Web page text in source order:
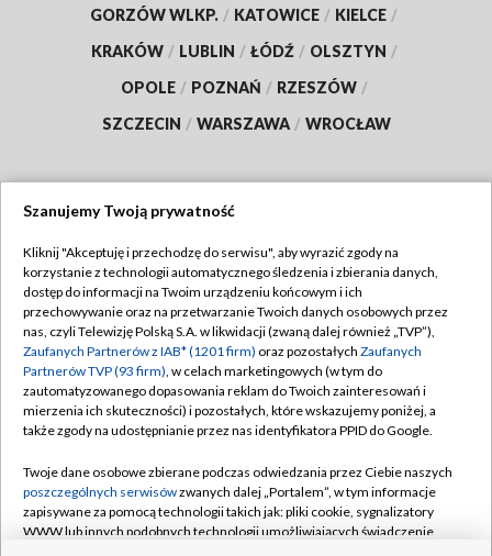
GORZÓW WLKP. / KATOWICE / KIELCE /
KRAKÓW / LUBLIN / ŁÓDŹ / OLSZTYN /
OPOLE / POZNAŃ / RZESZÓW /
SZCZECIN / WARSZAWA / WROCŁAW
TVP
Abonament TVP
Emisja w TVP
Centrum informacji TVP
Naziemna Telewizja Cyfrowa
Rada Programowa
System NOS
Regulamin TVP
Polityka prywatności
Moje zgody
Pomoc
Kontakt
Szanujemy Twoją prywatność
Kliknij "Akceptuję i przechodzę do serwisu", aby wyrazić zgody na
korzystanie z technologii automatycznego śledzenia i zbierania danych,
dostęp do informacji na Twoim urządzeniu końcowym i ich
przechowywanie oraz na przetwarzanie Twoich danych osobowych przez
nas, czyli Telewizję Polską S.A. w likwidacji (zwaną dalej również „TVP”),
Zaufanych Partnerów z IAB* (1201 firm) oraz pozostałych Zaufanych
Partnerów TVP (93 firm), w celach marketingowych (w tym do
zautomatyzowanego dopasowania reklam do Twoich zainteresowań i
mierzenia ich skuteczności) i pozostałych, które wskazujemy poniżej, a
także zgody na udostępnianie przez nas identyfikatora PPID do Google.
Twoje dane osobowe zbierane podczas odwiedzania przez Ciebie naszych
poszczególnych serwisówzwanych dalej „Portalem”, w tym informacje
zapisywane za pomocą technologii takich jak: pliki cookie, sygnalizatory
WWW lub innych podobnych technologii umożliwiających świadczenie